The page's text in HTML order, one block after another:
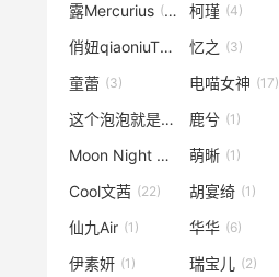
露Mercurius (10) 柯瑾 (4)
俏妞qiaoniuTT (36)忆之 (3)
童蕾 (3) 电喵女神 (17)
这个泡泡就是逊啦 (1)
鹿兮 (1)
Moon Night Snap (1)
萌晰 (1)
Cool文茜 (22) 胡宴绮 (1)
仙九Air (1) 华华 (6)
伊素妍 (1) 瑞宝儿 (2)